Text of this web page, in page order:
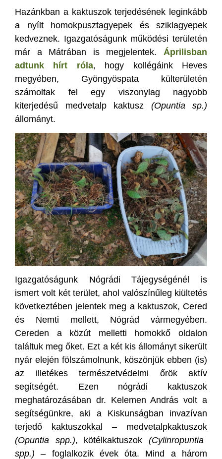
Hazánkban a kaktuszok terjedésének leginkább
a nyílt homokpusztagyepek és sziklagyepek
kedveznek. Igazgatóságunk működési területén
már a Mátrában is megjelentek. Áprilisban
adtunk hírt róla, hogy kollégáink Heves
megyében, Gyöngyöspata külterületén
számoltak fel egy viszonylag nagyobb
kiterjedésű medvetalp kaktusz (Opuntia sp.)
állományt.
Igazgatóságunk Nógrádi Tájegységénél is
ismert volt két terület, ahol valószínűleg kiültetés
következtében jelentek meg a kaktuszok, Cered
és Nemti mellett, Nógrád vármegyében.
Cereden a közút melletti homokkő oldalon
találtuk meg őket. Ezt a két kis állományt sikerült
nyár elején fölszámolnunk, köszönjük ebben (is)
az illetékes természetvédelmi őrök aktív
segítségét. Ezen nógrádi kaktuszok
meghatározásában dr. Kelemen András volt a
segítségünkre, aki a Kiskunságban invazívan
terjedő kaktuszokkal – medvetalpkaktuszok
(Opuntia spp.), kötélkaktuszok (Cylinropuntia
spp.) – foglalkozik évek óta. Mind a három